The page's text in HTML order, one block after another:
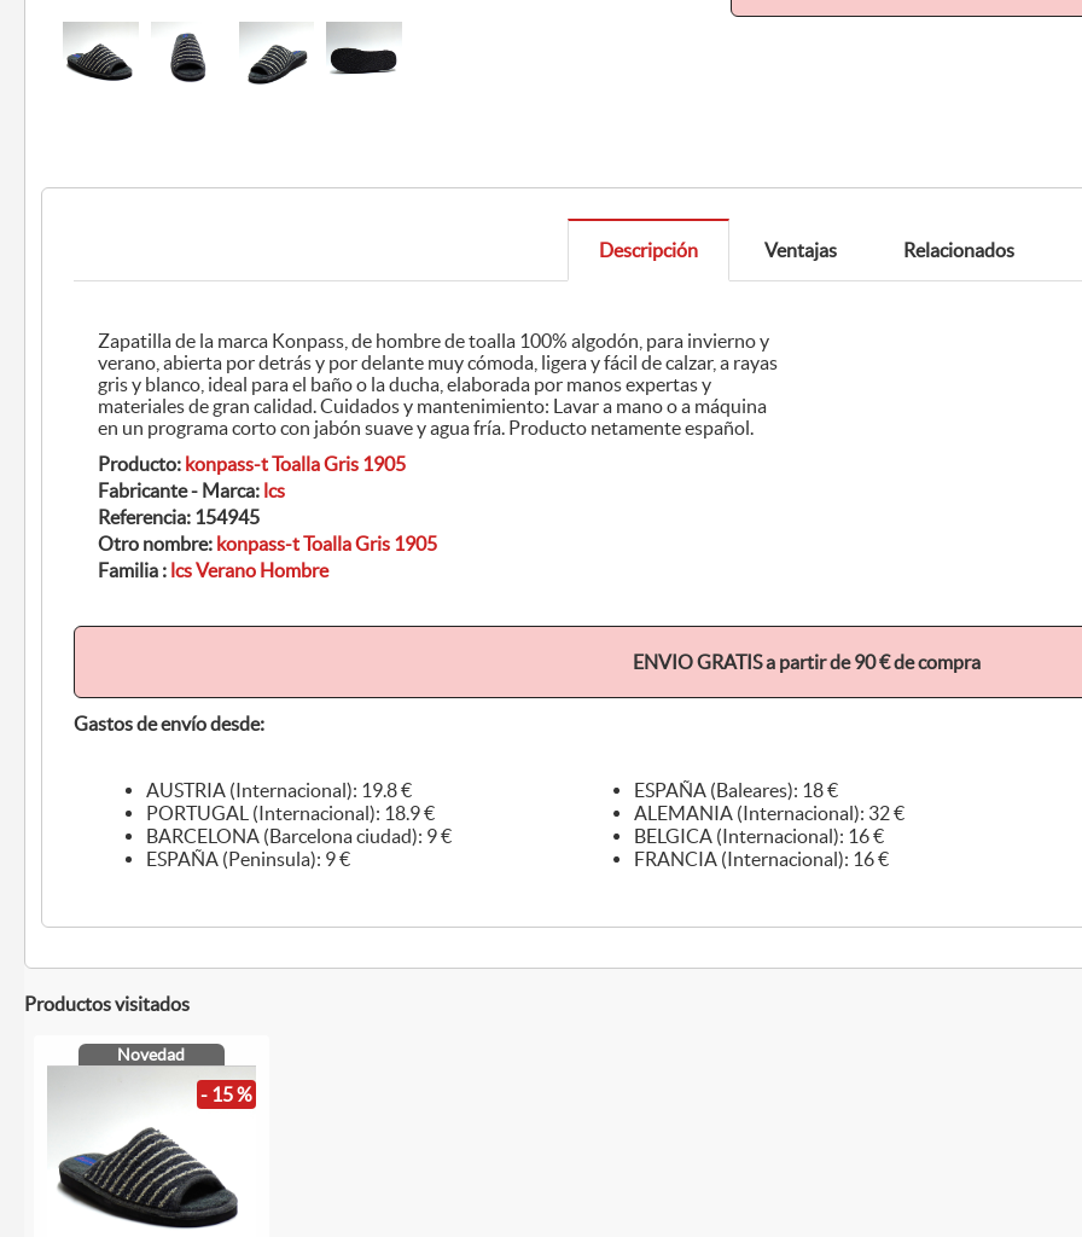
Descripción Ventajas Relacionados
Zapatilla de la marca Konpass, de hombre de toalla 100% algodón, para invierno y
verano, abierta por detrás y por delante muy cómoda, ligera y fácil de calzar, a rayas
gris y blanco, ideal para el baño o la ducha, elaborada por manos expertas y
materiales de gran calidad. Cuidados y mantenimiento: Lavar a mano o a máquina
en un programa corto con jabón suave y agua fría. Producto netamente español.
Producto: konpass-t Toalla Gris 1905
Fabricante - Marca: lcs
Referencia: 154945
Otro nombre: konpass-t Toalla Gris 1905
Familia : lcs Verano Hombre
ENVIO GRATIS a partir de 90 € de compra
Gastos de envío desde:
AUSTRIA (Internacional): 19.8 €
PORTUGAL (Internacional): 18.9 €
BARCELONA (Barcelona ciudad): 9 €
ESPAÑA (Peninsula): 9 €
ESPAÑA (Baleares): 18 €
ALEMANIA (Internacional): 32 €
BELGICA (Internacional): 16 €
FRANCIA (Internacional): 16 €
Productos visitados
Novedad
- 15 %